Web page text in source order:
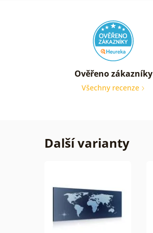
Ověřeno zákazníky
Všechny recenze
Další varianty